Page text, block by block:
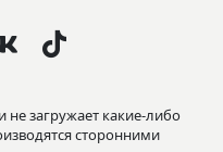
не загружает какие-либо
сторонними